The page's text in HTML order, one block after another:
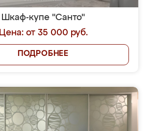
Шкаф-купе "Санто"
Цена: от 35 000 руб.
ПОДРОБНЕЕ